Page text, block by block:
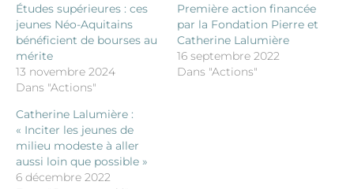
Études supérieures : ces
jeunes Néo-Aquitains
bénéficient de bourses au
mérite
13 novembre 2024
Dans "Actions"
Première action financée
par la Fondation Pierre et
Catherine Lalumière
16 septembre 2022
Dans "Actions"
Catherine Lalumière :
« Inciter les jeunes de
milieu modeste à aller
aussi loin que possible »
6 décembre 2022